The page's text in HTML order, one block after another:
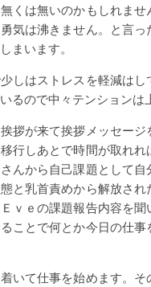
くは無いのかもしれま
気は沸きません。と言
まいます。
しはストレスを軽減はし
るので中々テンションは
拶が来て挨拶メッセージ
行しあとで時間が取れれ
んから自己課題として自
と乳首責めから解放さ
ｖｅの課題報告内容を聞
ことで何とか今日の仕事
いて仕事を始めます。そ